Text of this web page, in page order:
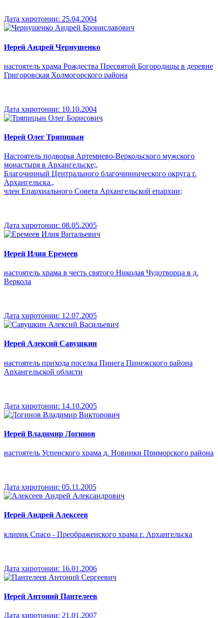
Дата хиротонии: 25.04.2004
Иерей Андрей Чернушенко
настоятель храма Рождества Пресвятой Богородицы в деревне
Григоровская Холмогорского района
Дата хиротонии: 10.10.2004
Иерей Олег Тряпицын
Настоятель подворья Артемиево-Веркольского мужского
монастыря в Архангельске;,
Благочинный Центрального благочиннического округа г.
Архангельска.,
член Епархиального Совета Архангельской епархии;
Дата хиротонии: 08.05.2005
Иерей Илия Еремеев
настоятель храма в честь святого Николая Чудотворца в д.
Веркола
Дата хиротонии: 12.07.2005
Иерей Алексий Савушкин
настоятель прихода поселка Пинега Пинежского района
Архангельской области
Дата хиротонии: 14.10.2005
Иерей Владимир Логинов
настоятель Успенского храма д. Новинки Приморского района
Дата хиротонии: 05.11.2005
Иерей Андрей Алексеев
клирик Спасо - Преображенского храма г. Архангельска
Дата хиротонии: 16.01.2006
Иерей Антоний Пантелеев
Дата хиротонии: 21.01.2007